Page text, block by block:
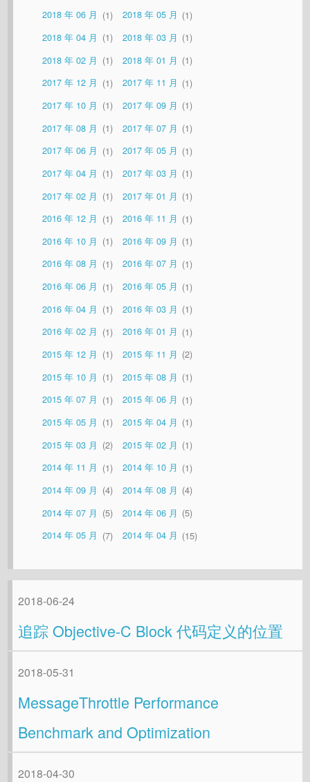
2018 年 06 月
1 2018 年 05 月
1
2018 年 04 月
1 2018 年 03 月
1
2018 年 02 月
1 2018 年 01 月
1
2017 年 12 月
1 2017 年 11 月
1
2017 年 10 月
1 2017 年 09 月
1
2017 年 08 月
1 2017 年 07 月
1
2017 年 06 月
1 2017 年 05 月
1
2017 年 04 月
1 2017 年 03 月
1
2017 年 02 月
1 2017 年 01 月
1
2016 年 12 月
1 2016 年 11 月
1
2016 年 10 月
1 2016 年 09 月
1
2016 年 08 月
1 2016 年 07 月
1
2016 年 06 月
1 2016 年 05 月
1
2016 年 04 月
1 2016 年 03 月
1
2016 年 02 月
1 2016 年 01 月
1
2015 年 12 月
1 2015 年 11 月
2
2015 年 10 月
1 2015 年 08 月
1
2015 年 07 月
1 2015 年 06 月
1
2015 年 05 月
1 2015 年 04 月
1
2015 年 03 月
2 2015 年 02 月
1
2014 年 11 月
1 2014 年 10 月
1
2014 年 09 月
4 2014 年 08 月
4
2014 年 07 月
5 2014 年 06 月
5
2014 年 05 月
7 2014 年 04 月 15
2018-06-24
追踪 Objective-C Block 代码定义的位置
2018-05-31
MessageThrottle Performance
Benchmark and Optimization
2018-04-30